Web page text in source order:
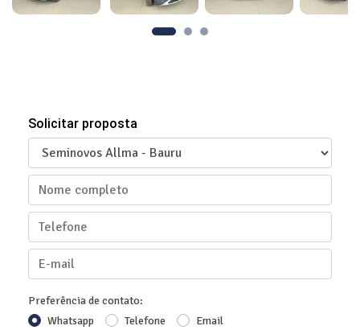
Solicitar proposta
Preferência de contato:
Whatsapp
Telefone Email